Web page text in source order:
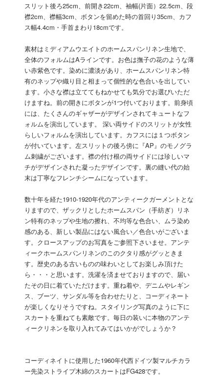
スリット後ろ25cm、前開き22cm、袖幅(片面）22.5cm、段
襟2cm、襟幅3cm、ボタンを留めた時の首回り35cm、カフ
ス幅4.4cm・手首まわり18cmです。
素材はミディアムウエイトのホームスパンリネン生地で、
全体のフォルムはAラインです。お色は撫子の花のような薄
い赤紫色です。染めに濃淡があり、ホームスパンリネン特
有のネップや織り目と相まって個性的な色合いを出してい
ます。小さな襟は立ててもねかせても気分でお選びいただ
けますね。前の開きにボタンが1つ付いております。前身頃
には、たくさんのギャザーがデザインされてキュートなフ
ォルムを演出しています。 深い両サイドのスリットが女性
らしいフォルムを演出しています。カフスには１つボタン
が付いています。左スリットの後ろ傍に『AP』のモノグラ
ム刺繍がございます。襟の付け根の両サイドには珍しいマ
チがデザインされた凝ったデザインです。裏の縫い代の始
末は丁寧なフレンチシームになっています。
数十年を経た1910-1920年代のアンティークガーメントとな
りますので、ザックリとしたホームスパン（手紡ぎ）リネ
ン特有のネップや生地の擦れ、不均等な色合い、ムラ染め
感のある、新しい製品にはない風合い／色合いがございま
す。クロースアップのお写真をご参照下さいませ。アンテ
ィークホームスパンリネンのこのクタり感がグッときま
す。歴史のある古いものの味わいとしてお楽しみ頂けた
ら・・・と思います。洗濯を済ませておりますので、届い
たその日に着ていただけます。重ね着や、デニムやレギン
ス、ブーツ、サンダル等を合わせたりと、コーディネート
が楽しくなりそうですね。スタイリング写真のように下に
スカートを重ねても素敵です。毎日の装いに本物のアンテ
ィークリネンを取り入れてみてはいかがでしょうか？
コーディネイトに使用した1960年代西ドイツ製マルチカラ
ー先染ストライプ木綿のスカートはFG428です。